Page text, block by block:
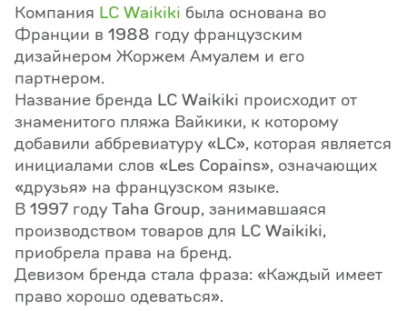
Компания LC Waikiki была основана во
Франции в 1988 году французским
дизайнером Жоржем Амуалем и его
партнером.
Название бренда LC Waikiki происходит от
знаменитого пляжа Вайкики, к которому
добавили аббревиатуру «LC», которая является
инициалами слов «Les Copains», означающих
«друзья» на французском языке.
В 1997 году Taha Group, занимавшаяся
производством товаров для LC Waikiki,
приобрела права на бренд.
Девизом бренда стала фраза: «Каждый имеет
право хорошо одеваться».